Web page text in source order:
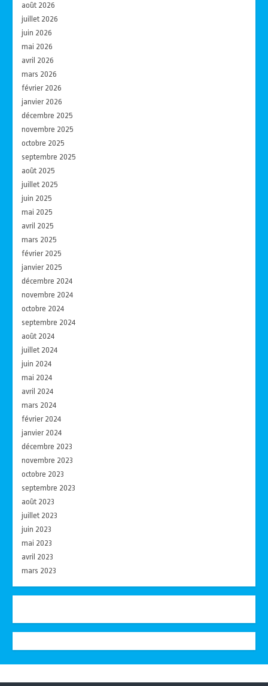
août 2026
juillet 2026
juin 2026
mai 2026
avril 2026
mars 2026
février 2026
janvier 2026
décembre 2025
novembre 2025
octobre 2025
septembre 2025
août 2025
juillet 2025
juin 2025
mai 2025
avril 2025
mars 2025
février 2025
janvier 2025
décembre 2024
novembre 2024
octobre 2024
septembre 2024
août 2024
juillet 2024
juin 2024
mai 2024
avril 2024
mars 2024
février 2024
janvier 2024
décembre 2023
novembre 2023
octobre 2023
septembre 2023
août 2023
juillet 2023
juin 2023
mai 2023
avril 2023
mars 2023